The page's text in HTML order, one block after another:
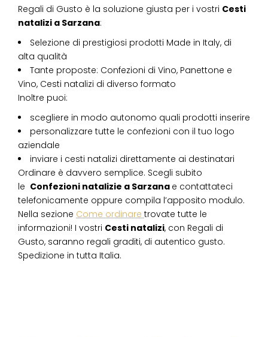
Regali di Gusto è la soluzione giusta per i vostri Cesti
natalizi a Sarzana:
Selezione di prestigiosi prodotti Made in Italy, di
alta qualità
Tante proposte: Confezioni di Vino, Panettone e
Vino, Cesti natalizi di diverso formato
Inoltre puoi:
scegliere in modo autonomo quali prodotti inserire
personalizzare tutte le confezioni con il tuo logo
aziendale
inviare i cesti natalizi direttamente ai destinatari
Ordinare è davvero semplice. Scegli subito
le Confezioni natalizie a Sarzana e contattateci
telefonicamente oppure compila l’apposito modulo.
Nella sezione Come ordinare trovate tutte le
informazioni! I vostri Cesti natalizi, con Regali di
Gusto, saranno regali graditi, di autentico gusto.
Spedizione in tutta Italia.